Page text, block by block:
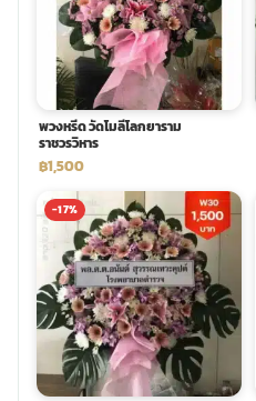
พวงหรีด วัดโมลีโลกยาราม
ราชวรวิหาร
฿1,500
-17%